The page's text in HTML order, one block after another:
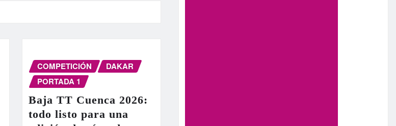
COMPETICIÓN
DAKAR
PORTADA 1
Baja TT Cuenca 2026:
todo listo para una